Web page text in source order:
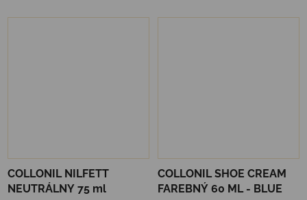
COLLONIL NILFETT
NEUTRÁLNY 75 ml
COLLONIL SHOE CREAM
FAREBNÝ 60 ML - BLUE